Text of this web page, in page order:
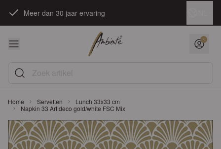
Meer dan 30 jaar ervaring
Zoek artikel
Home Servetten
Lunch 33x33 cm
Napkin 33 Art deco gold/white FSC Mix